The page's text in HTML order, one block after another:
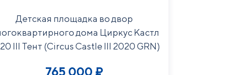
Детская площадка во двор
дома Циркус Кастл
III Тент (Circus Castle III 2020 GRN)
765 000 ₽